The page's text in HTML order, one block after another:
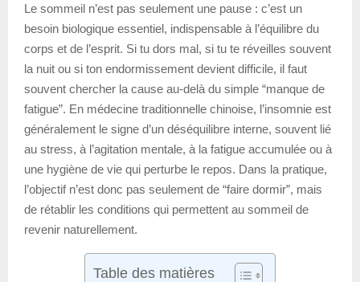
Le sommeil n’est pas seulement une pause : c’est un
besoin biologique essentiel, indispensable à l’équilibre du
corps et de l’esprit. Si tu dors mal, si tu te réveilles souvent
la nuit ou si ton endormissement devient difficile, il faut
souvent chercher la cause au-delà du simple “manque de
fatigue”. En médecine traditionnelle chinoise, l’insomnie est
généralement le signe d’un déséquilibre interne, souvent lié
au stress, à l’agitation mentale, à la fatigue accumulée ou à
une hygiène de vie qui perturbe le repos. Dans la pratique,
l’objectif n’est donc pas seulement de “faire dormir”, mais
de rétablir les conditions qui permettent au sommeil de
revenir naturellement.
Table des matières